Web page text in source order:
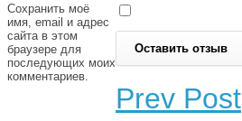
Сохранить моё
имя, email и адрес
сайта в этом
браузере для
последующих моих
комментариев.
Prev Post